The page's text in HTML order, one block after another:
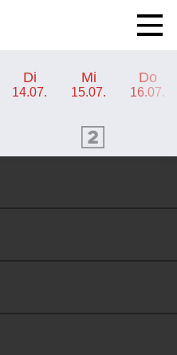
Di
14.07.
Mi
15.07.
Do
16.07.
ORF 2 Programm